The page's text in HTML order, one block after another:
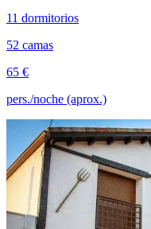
11 dormitorios
52 camas
65 €
pers./noche (aprox.)